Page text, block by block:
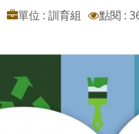
單位 : 訓育組 點閱 :